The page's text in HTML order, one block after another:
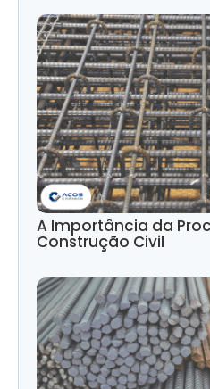
A Importância da
Construção Civil